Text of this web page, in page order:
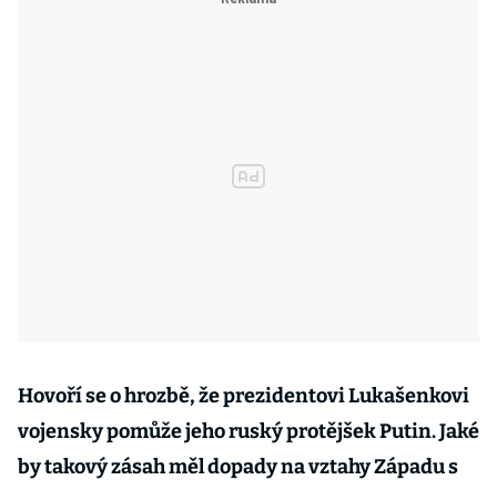
Hovoří se o hrozbě, že prezidentovi Lukašenkovi
vojensky pomůže jeho ruský protějšek Putin. Jaké
by takový zásah měl dopady na vztahy Západu s